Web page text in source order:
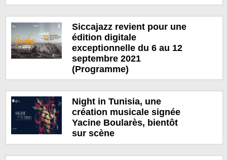
Siccajazz revient pour une
édition digitale
exceptionnelle du 6 au 12
septembre 2021
(Programme)
Night in Tunisia, une
création musicale signée
Yacine Boularès, bientôt
sur scène